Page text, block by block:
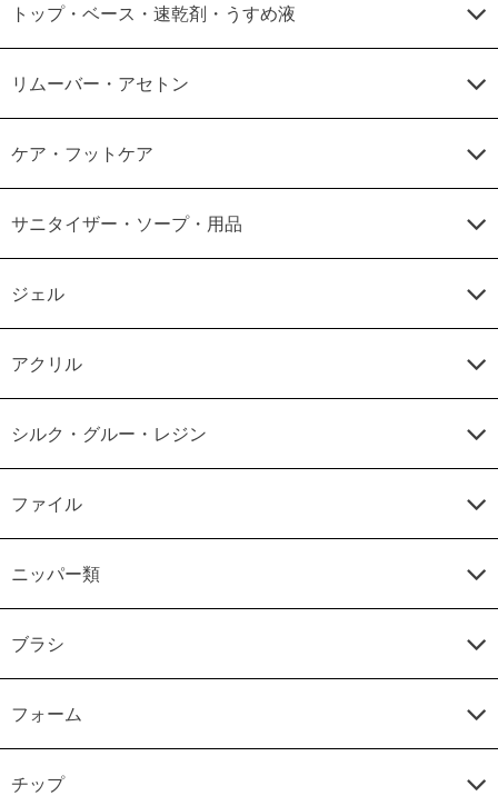
トップ・ベース・速乾剤・うすめ液
リムーバー・アセトン
ケア・フットケア
サニタイザー・ソープ・用品
ジェル
アクリル
シルク・グルー・レジン
ファイル
ニッパー類
ブラシ
フォーム
チップ